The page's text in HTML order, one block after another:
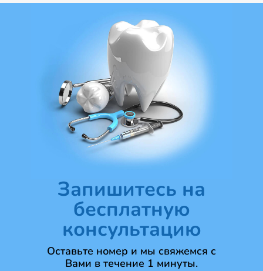
Запишитесь на
бесплатную
консультацию
Оставьте номер и мы свяжемся с
Вами в течение 1 минуты.